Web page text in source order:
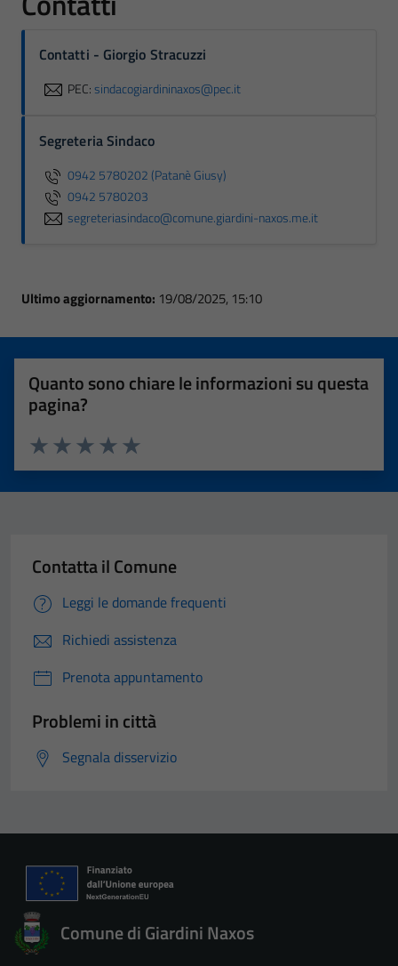
Contatti - Giorgio Stracuzzi
PEC:sindacogiardininaxos@pec.it
Segreteria Sindaco
0942 5780202 (Patanè Giusy)
0942 5780203
segreteriasindaco@comune.giardini-naxos.me.it
Ultimo aggiornamento: 19/08/2025, 15:10
Quanto sono chiare le informazioni su questa
pagina?
Valuta 5 stelle su 5
Valuta 4 stelle su 5
Valuta 3 stelle su 5
Valuta 2 stelle su 5
Valuta 1 stelle su 5
Contatta il Comune
Leggi le domande frequenti
Richiedi assistenza
Prenota appuntamento
Problemi in città
Segnala disservizio
Comune di Giardini Naxos